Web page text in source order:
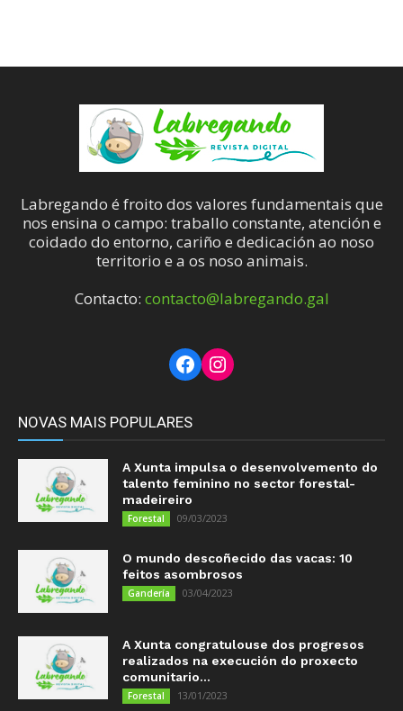
Labregando é froito dos valores fundamentais que
nos ensina o campo: traballo constante, atención e
coidado do entorno, cariño e dedicación ao noso
territorio e a os noso animais.
Contacto: contacto@labregando.gal
Facebook
Instagram
NOVAS MAIS POPULARES
A Xunta impulsa o desenvolvemento do
talento feminino no sector forestal-
madeireiro
Forestal 09/03/2023
O mundo descoñecido das vacas: 10
feitos asombrosos
Gandería 03/04/2023
A Xunta congratulouse dos progresos
realizados na execución do proxecto
comunitario...
Forestal 13/01/2023